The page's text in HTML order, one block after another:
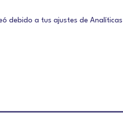
debido a tus ajustes de